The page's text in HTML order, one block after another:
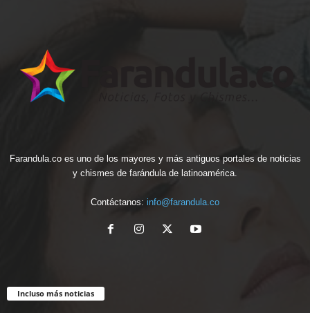
Farandula.co es uno de los mayores y más antiguos portales de noticias
y chismes de farándula de latinoamérica.
Contáctanos: info@farandula.co
Incluso más noticias